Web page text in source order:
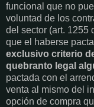
funcional que no
voluntad de los
del sector (art. 1255
que el haberse
exclusivo criterio
quebranto legal
pactada con el
venta al mismo del
opción de compra